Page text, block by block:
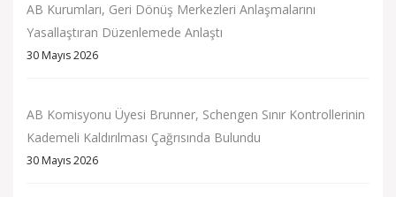
AB Kurumları, Geri Dönüş Merkezleri Anlaşmalarını
Yasallaştıran Düzenlemede Anlaştı
30 Mayıs 2026
AB Komisyonu Üyesi Brunner, Schengen Sınır Kontrollerinin
Kademeli Kaldırılması Çağrısında Bulundu
30 Mayıs 2026